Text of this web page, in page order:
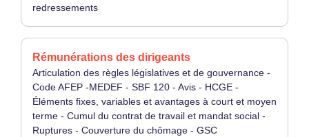
redressements
Rémunérations des dirigeants
Articulation des règles législatives et de gouvernance -
Code AFEP -MEDEF - SBF 120 - Avis - HCGE -
Éléments fixes, variables et avantages à court et moyen
terme - Cumul du contrat de travail et mandat social -
Ruptures - Couverture du chômage - GSC